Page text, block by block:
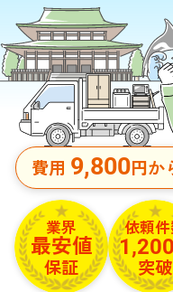
費用 9,800円か
業界
最安値
保証
依頼
突破